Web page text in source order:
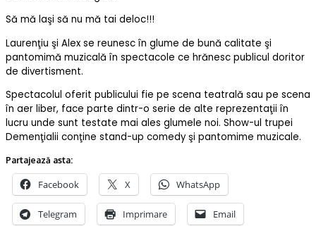
Să mă laşi să nu mă tai deloc!!!
Laurenţiu şi Alex se reunesc în glume de bună calitate şi
pantomimă muzicală în spectacole ce hrănesc publicul doritor
de divertisment.
Spectacolul oferit publicului fie pe scena teatrală sau pe scena
în aer liber, face parte dintr-o serie de alte reprezentaţii în
lucru unde sunt testate mai ales glumele noi. Show-ul trupei
Demenţialii conţine stand-up comedy şi pantomime muzicale.
Partajează asta:
Facebook X WhatsApp
Telegram Imprimare Email